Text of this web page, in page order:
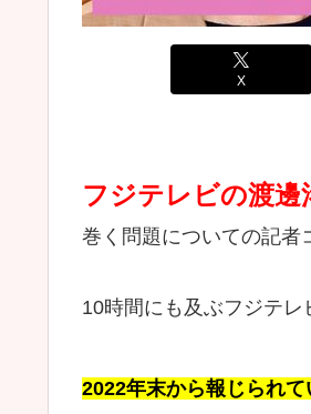
X
フジテレビの渡
巻く問題についての記者
10時間にも及ぶフジテ
2022年末から報じられて